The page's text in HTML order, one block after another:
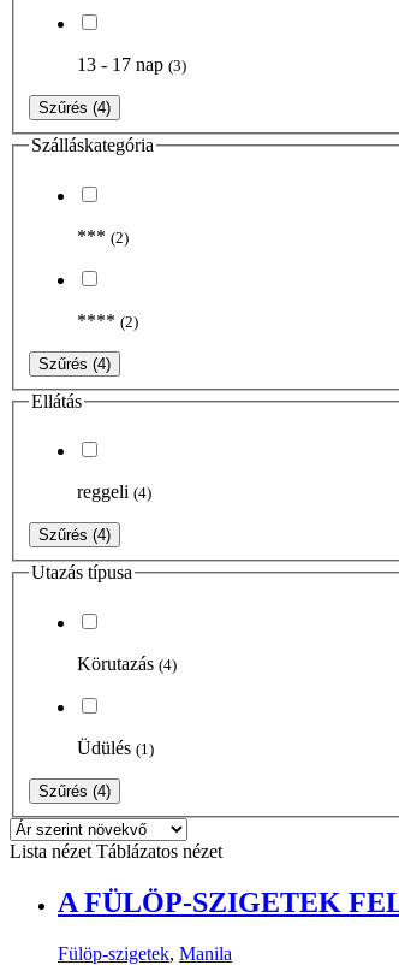
13 - 17 nap (3)
Szűrés (4)
Szálláskategória
*** (2)
**** (2)
Szűrés (4)
Ellátás
reggeli (4)
Szűrés (4)
Utazás típusa
Körutazás (4)
Üdülés (1)
Szűrés (4)
Lista nézet Táblázatos nézet
A FÜLÖP-SZIGETEK
Fülöp-szigetek, Manila